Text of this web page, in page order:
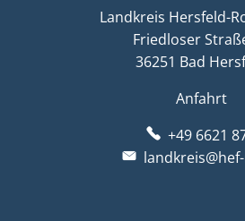
Landkreis Hersfeld-
Friedloser
36251 Bad
Anfahrt
+49 6621